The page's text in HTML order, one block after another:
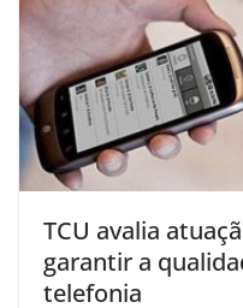
TCU avalia
garantir a
telefonia